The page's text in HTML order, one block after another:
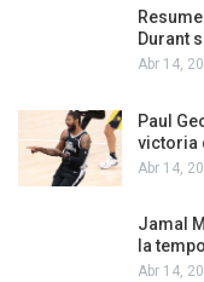
Durant
Abr 14,
Paul
victoria
Abr 14,
Jamal
la
Abr 14,